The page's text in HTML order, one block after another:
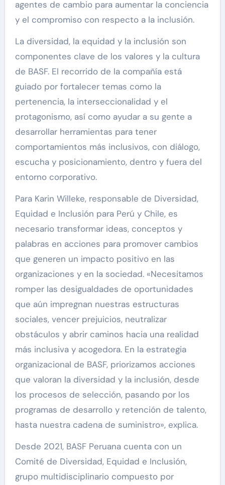
agentes de cambio para aumentar la conciencia
y el compromiso con respecto a la inclusión.
La diversidad, la equidad y la inclusión son
componentes clave de los valores y la cultura
de BASF. El recorrido de la compañía está
guiado por fortalecer temas como la
pertenencia, la interseccionalidad y el
protagonismo, así como ayudar a su gente a
desarrollar herramientas para tener
comportamientos más inclusivos, con diálogo,
escucha y posicionamiento, dentro y fuera del
entorno corporativo.
Para Karin Willeke, responsable de Diversidad,
Equidad e Inclusión para Perú y Chile, es
necesario transformar ideas, conceptos y
palabras en acciones para promover cambios
que generen un impacto positivo en las
organizaciones y en la sociedad. «Necesitamos
romper las desigualdades de oportunidades
que aún impregnan nuestras estructuras
sociales, vencer prejuicios, neutralizar
obstáculos y abrir caminos hacia una realidad
más inclusiva y acogedora. En la estrategia
organizacional de BASF, priorizamos acciones
que valoran la diversidad y la inclusión, desde
los procesos de selección, pasando por los
programas de desarrollo y retención de talento,
hasta nuestra cadena de suministro», explica.
Desde 2021, BASF Peruana cuenta con un
Comité de Diversidad, Equidad e Inclusión,
grupo multidisciplinario compuesto por